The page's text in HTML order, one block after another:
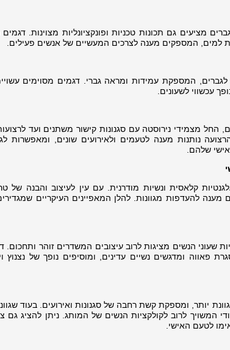
מציעים גם תכונות טכניות ופונקציונליות מצוינות. דגמים
למים, המספקים מענה לצרכים המעשיים של אנשים פעילים.
לגברים, המספקת עמידות ומראה גברי. דגמים מסוימים
החל מצמידי נירוסטה עם סגנונות קישור משתנים ועד
נותנות מענה לטעמים ולאירועים שונים, ומאפשרות
שלהם.
קלאסית ונשיות מודרנית. עם עין לעיצוב והבנה של
מענה להעדפות מגוונות. להלן המאפיינים העיקריים
שעוני הנשים מציגות לרוב עיצובים המשדרים זוהר ותחכום.
ומדגשים נשיים עדינים, ומוסיפים נופך של נצנוץ
יותר, ומספקת קשת רחבה של סגנונות ואירועים. בעוד
המשויך לרוב לקולקציות הנשים של המותג. ניתן להציג גם
לטעם האישי.